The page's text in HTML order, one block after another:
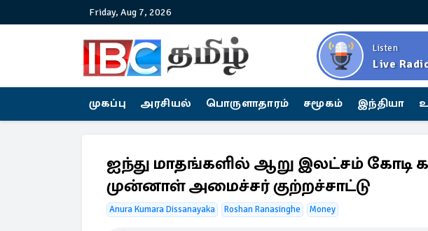
Friday, Aug 7, 2026
Listen
Live
முகப்பு அரசியல் பொருளாதாரம் சமூகம் இந்தியா
ஐந்து மாதங்களில் ஆறு இலட்சம் கோடி
முன்னாள் அமைச்சர் குற்றச்சாட்டு
Anura Kumara Dissanayaka Roshan Ranasinghe Money